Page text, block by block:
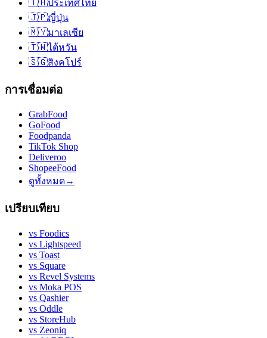
🇹🇭ประเทศไทย
🇯🇵ญี่ปุ่น
🇲🇾มาเลเซีย
🇹🇼ไต้หวัน
🇸🇬สิงคโปร์
การเชื่อมต่อ
GrabFood
GoFood
Foodpanda
TikTok Shop
Deliveroo
ShopeeFood
ดูทั้งหมด→
เปรียบเทียบ
vs Foodics
vs Lightspeed
vs Toast
vs Square
vs Revel Systems
vs Moka POS
vs Qashier
vs Oddle
vs StoreHub
vs Zeoniq